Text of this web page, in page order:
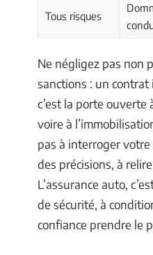
Tous risques
Ne négligez pas non
sanctions : un
c’est la porte ouverte
voire à
pas à interroger
des précisions, à
L’assurance auto,
de sécurité, à
confiance prendre le